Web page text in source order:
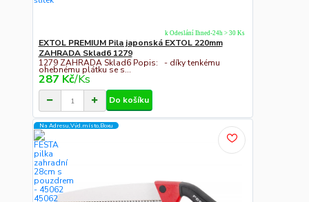
EXTOL PREMIUM Pila japonská EXTOL 220mm
ZAHRADA Sklad6 1279
1279 ZAHRADA Sklad6 Popis: - díky tenkému
ohebnému plátku se s...
287 Kč/Ks
k Odeslání Ihned-24h > 30 Ks
Do košíku
Na Adresu,Výd.místo,Boxu